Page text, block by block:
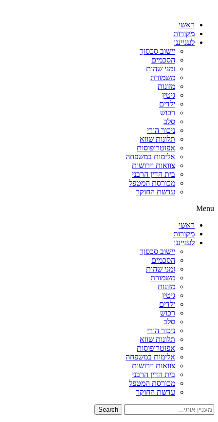
ראשי
מקורות
לענייננו
יישוב סכסוך
הסכמים
זמני שהות
משמורת
מזונות
גיטין
ילדים
רכוש
סלב
ניכור הורי
תלונות שווא
אפוטרופוסות
אלימות במשפחה
צוואות וירושות
בית הדין הרבני
מכורסת המטפל
עדשת החוקר
Menu
ראשי
מקורות
לענייננו
יישוב סכסוך
הסכמים
זמני שהות
משמורת
מזונות
גיטין
ילדים
רכוש
סלב
ניכור הורי
תלונות שווא
אפוטרופוסות
אלימות במשפחה
צוואות וירושות
בית הדין הרבני
מכורסת המטפל
עדשת החוקר
Search